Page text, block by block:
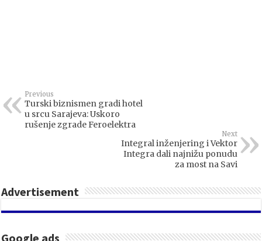
Previous
Turski biznismen gradi hotel
u srcu Sarajeva: Uskoro
rušenje zgrade Feroelektra
Next
Integral inženjering i Vektor
Integra dali najnižu ponudu
za most na Savi
Advertisement
Google ads